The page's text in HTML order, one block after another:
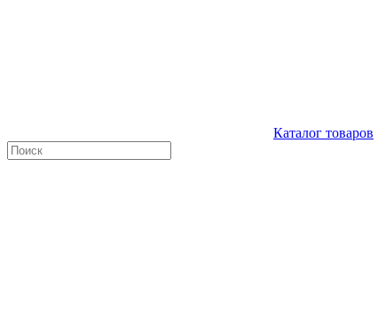
Каталог товаров